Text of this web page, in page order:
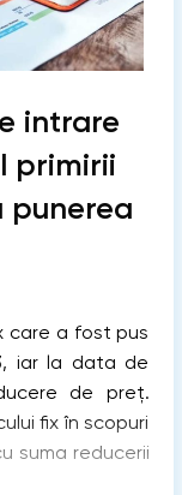
intrare
primirii
punerea
care a fost pus
iar la data de
de preț.
fix în scopuri
suma reducerii